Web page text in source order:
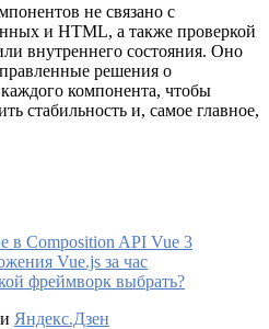
не связано с
и HTML, а также проверкой
внутреннего состояния. Оно
решения о
компонента, чтобы
стабильность и, самое главное,
в Composition API Vue 3
Vue.js за час
фреймворк выбрать?
и Яндекс.Дзен